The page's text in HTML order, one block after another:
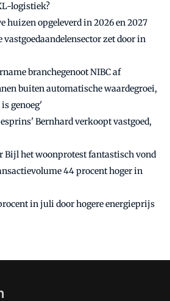
logistiek?
huizen opgeleverd in 2026 en 2027
vastgoedaandelensector zet door in
branchegenoot NIBC af
buiten automatische waardegroei,
genoeg'
Bernhard verkoopt vastgoed,
Bijl het woonprotest fantastisch vond
44 procent hoger in
in juli door hogere energieprijs